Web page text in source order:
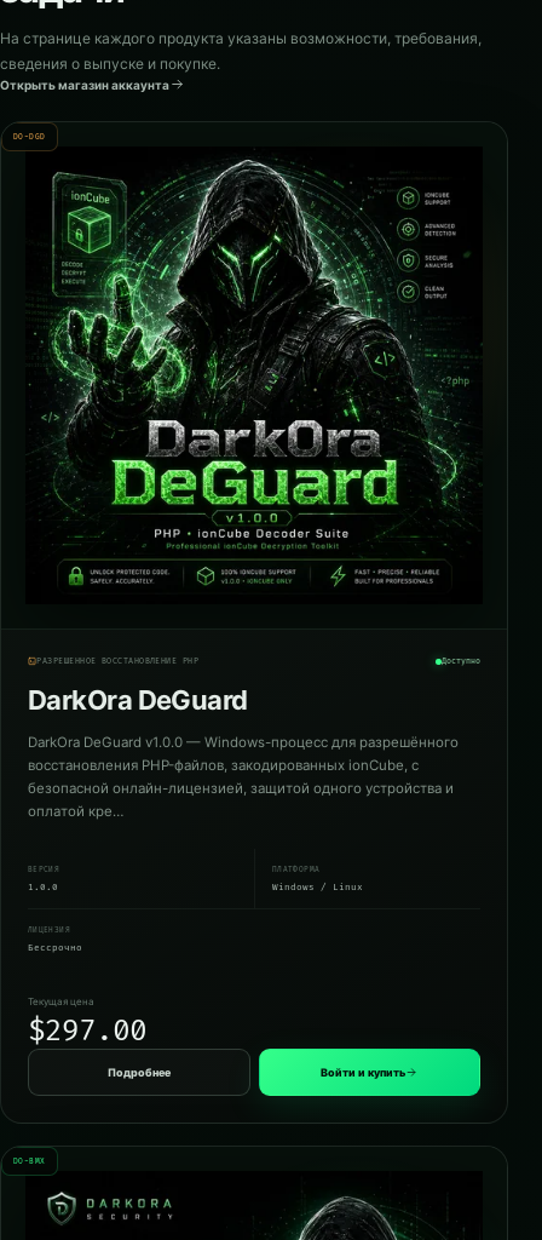
На странице каждого продукта указаны возможности, требования,
сведения о выпуске и покупке.
Открыть магазин аккаунта
DO-DGD
РАЗРЕШЁННОЕ ВОССТАНОВЛЕНИЕ PHP Доступно
DarkOra DeGuard
DarkOra DeGuard v1.0.0 — Windows-процесс для разрешённого
восстановления PHP-файлов, закодированных ionCube, с
безопасной онлайн-лицензией, защитой одного устройства и
оплатой кре…
ВЕРСИЯ
1.0.0
ПЛАТФОРМА
Windows / Linux
ЛИЦЕНЗИЯ
Бессрочно
Текущая цена
$297.00
Подробнее Войти и купить
DO-BMX